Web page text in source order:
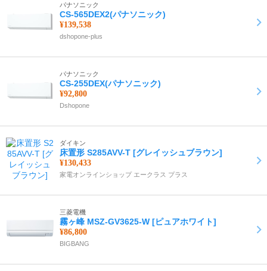
パナソニック
CS-565DEX2(パナソニック)
¥139,538
dshopone-plus
パナソニック
CS-255DEX(パナソニック)
¥92,800
Dshopone
ダイキン
床置形 S285AVV-T [グレイッシュブラウン]
¥130,433
家電オンラインショップ エークラス プラス
三菱電機
霧ヶ峰 MSZ-GV3625-W [ピュアホワイト]
¥86,800
BIGBANG